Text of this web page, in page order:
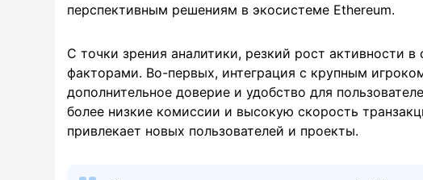
перспективным решениям в экосистеме Ethereum.
С точки зрения аналитики, резкий рост активности
факторами. Во-первых, интеграция с крупным
дополнительное доверие и удобство для
более низкие комиссии и высокую скорость
привлекает новых пользователей и проекты.